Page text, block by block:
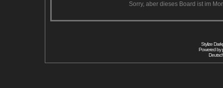
Sorry, aber dieses Board ist im
Stylize
Powered by